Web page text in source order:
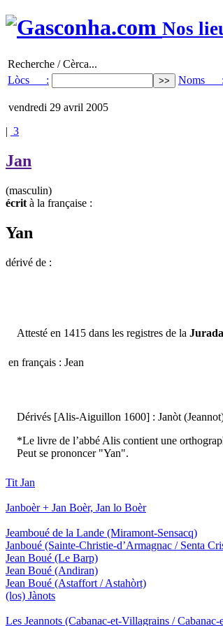
Nos
Recherche / Cèrca...
Lòcs :
Noms :
vendredi 29 avril 2005
| 3
Jan
(masculin)
écrit à la française :
Yan
dérivé de :
Attesté en 1415 dans les registres de la
en français : Jean
Dérivés [Alis-Aiguillon 1600] : Janòt
*Le livre de l’abbé Alis contient une
Peut se prononcer "Yan".
Tit Jan
Janboèr + Jan Boèr, Jan lo Boèr
Jeamboué de la Lande (Miramont-Sensacq)
Janboué (Sainte-Christie-d’Armagnac / Senta
Jean Boué (Le Barp)
Jean Boué (Andiran)
Jean Boué (Astaffort / Astahòrt)
(los) Jànots
Les Jeannots (Cabanac-et-Villagrains / Cabanac-